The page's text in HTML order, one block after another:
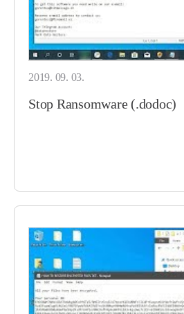
2019. 09. 03.
Stop Ransomware (.dodoc)